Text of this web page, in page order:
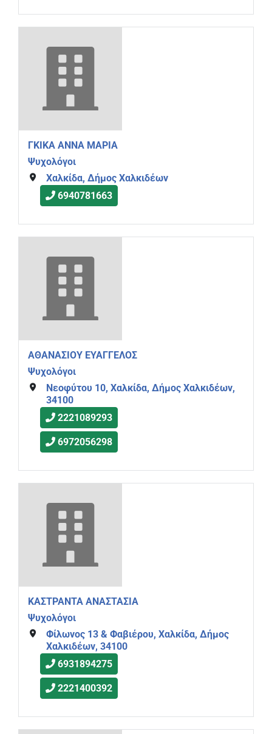
ΓΚΙΚΑ ΑΝΝΑ ΜΑΡΙΑ
Ψυχολόγοι
Χαλκίδα, Δήμος Χαλκιδέων
6940781663
ΑΘΑΝΑΣΙΟΥ ΕΥΑΓΓΕΛΟΣ
Ψυχολόγοι
Νεοφύτου 10, Χαλκίδα, Δήμος Χαλκιδέων,
34100
2221089293
6972056298
ΚΑΣΤΡΑΝΤΑ ΑΝΑΣΤΑΣΙΑ
Ψυχολόγοι
Φίλωνος 13 & Φαβιέρου, Χαλκίδα, Δήμος
Χαλκιδέων, 34100
6931894275
2221400392